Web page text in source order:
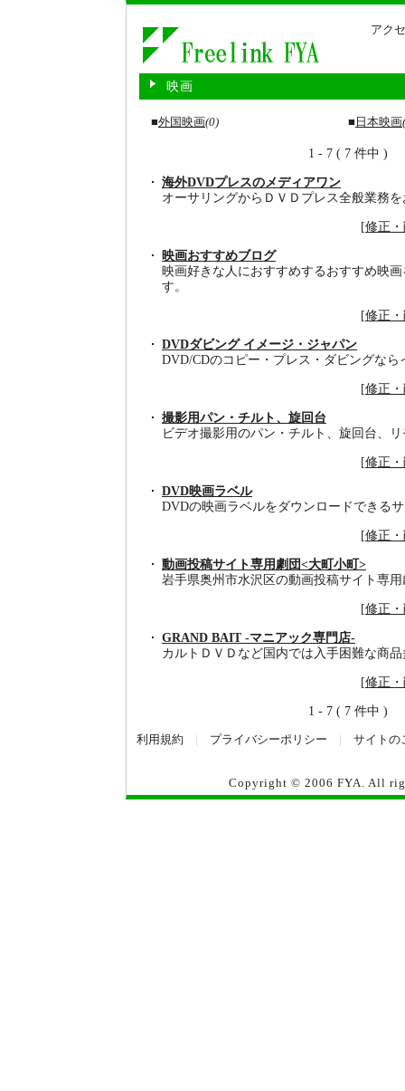
アク
映画
■外国映画(0) ■ 日本映画
1 - 7 ( 7 件中 )
海外DVDプレスのメディアワン
オーサリングからＤＶＤプレス全般業務
[修正
映画おすすめブログ
映画好きな人におすすめするおすすめ映
す。
[修正
DVDダビング イメージ・ジャパン
DVD/CDのコピー・プレス・ダビングなら
[修正
撮影用パン・チルト、旋回台
ビデオ撮影用のパン・チルト、旋回台、
[修正
DVD映画ラベル
DVDの映画ラベルをダウンロードできる
[修正
動画投稿サイト専用劇団<大町小町>
岩手県奥州市水沢区の動画投稿サイト専用
[修正
GRAND BAIT -マニアック専門店-
カルトＤＶＤなど国内では入手困難な商
[修正
1 - 7 ( 7 件中 )
利用規約 プライバシーポリシー サイトの
Copyright © 2006 FYA. All